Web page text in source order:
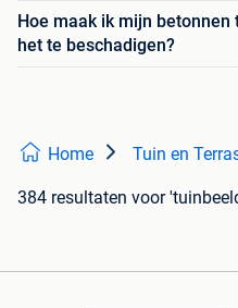
Hoe maak ik mijn
het te beschadigen?
Home Tuin en
384 resultaten voor